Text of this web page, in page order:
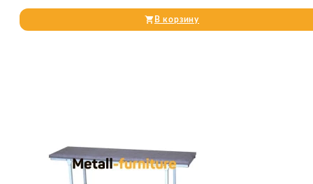
В корзину